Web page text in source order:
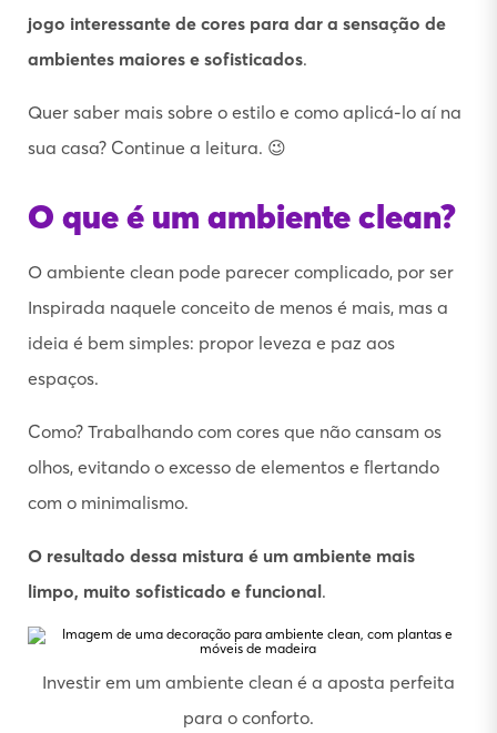
jogo interessante de cores para dar a sensação de
ambientes maiores e sofisticados.
Quer saber mais sobre o estilo e como aplicá-lo aí na
sua casa? Continue a leitura. 😉
O que é um ambiente clean?
O ambiente clean pode parecer complicado, por ser
Inspirada naquele conceito de menos é mais, mas a
ideia é bem simples: propor leveza e paz aos
espaços.
Como? Trabalhando com cores que não cansam os
olhos, evitando o excesso de elementos e flertando
com o minimalismo.
O resultado dessa mistura é um ambiente mais
limpo, muito sofisticado e funcional.
Investir em um ambiente clean é a aposta perfeita
para o conforto.